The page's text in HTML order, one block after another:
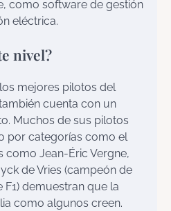
como software de gestión
eléctrica.
nivel?
mejores pilotos del
cuenta con un
Muchos de sus pilotos
por categorías como el
como Jean-Éric Vergne,
de Vries (campeón de
demuestran que la
como algunos creen.